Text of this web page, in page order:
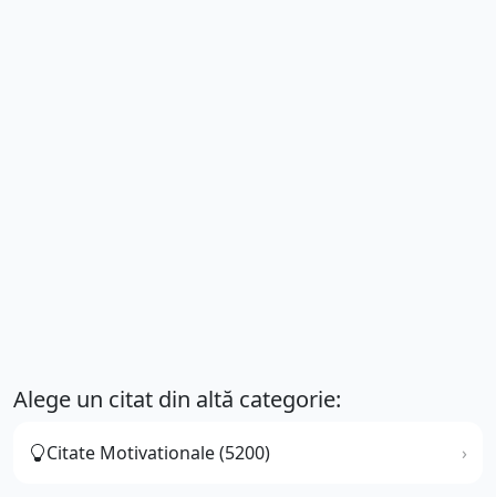
Alege un citat din altă categorie:
Citate Motivationale (5200)